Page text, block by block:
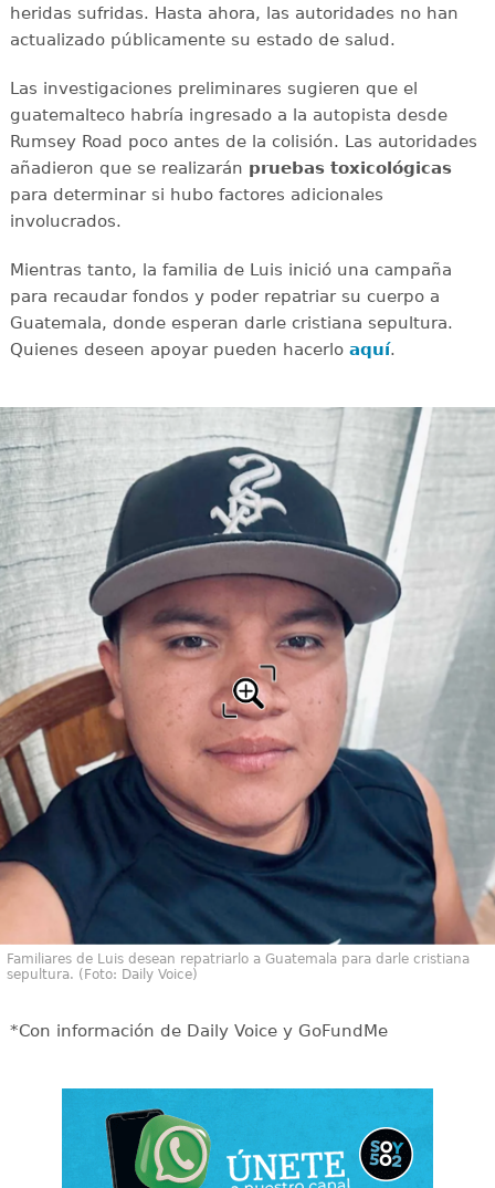
heridas sufridas. Hasta ahora, las autoridades no han
actualizado públicamente su estado de salud.
Las investigaciones preliminares sugieren que el
guatemalteco habría ingresado a la autopista desde
Rumsey Road poco antes de la colisión. Las autoridades
añadieron que se realizarán pruebas toxicológicas
para determinar si hubo factores adicionales
involucrados.
Mientras tanto, la familia de Luis inició una campaña
para recaudar fondos y poder repatriar su cuerpo a
Guatemala, donde esperan darle cristiana sepultura.
Quienes deseen apoyar pueden hacerlo aquí.
Familiares de Luis desean repatriarlo a Guatemala para darle cristiana
sepultura. (Foto: Daily Voice)
*Con información de Daily Voice y GoFundMe